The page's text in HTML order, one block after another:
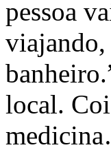
pessoa
viajando,
local.